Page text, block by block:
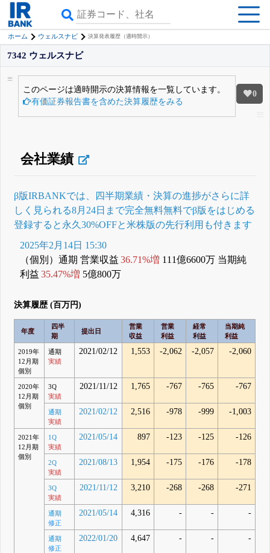
ホーム ウェルスナビ 決算発表履歴（適時開示）
0
7342 ウェルスナビ
このページは適時開示の決算情報を一覧しています。
有価証券報告書を含めた決算履歴をみる
会社業績
β版IRBANKでは、 四半期業績・決算の進捗がさらに詳
しく見られる8月24日まで完全無料無料でβ版をはじめる
登録すると永久30%OFFと米株版の先行利用も付きます
2025年2月14日 15:30
（個別）通期 営業収益 36.71%増 111億6600万 当期純
利益 35.47%増 5億800万
決算履歴 (百万円)
年度
四半
期
提出日
営業
収益
営業
利益
経常
利益
当期純
利益
2019年
12月期
個別
通期
実績
2021/02/12 1,553 -2,062 -2,057 -2,060
2020年
12月期
個別
3Q
実績
2021/11/12 1,765 -767 -765 -767
通期
実績
2021/02/12 2,516 -978 -999 -1,003
2021年
12月期
個別
1Q
実績
2021/05/14 897 -123 -125 -126
2Q
実績
2021/08/13 1,954 -175 -176 -178
3Q
実績
2021/11/12 3,210 -268 -268 -271
通期
修正
2021/05/14 4,316 - - -
通期
修正
2022/01/20 4,647 - - -